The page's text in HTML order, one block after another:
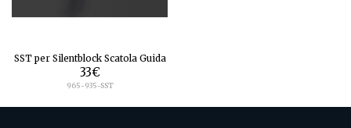
SST per Silentblock Scatola Guida
33€
965-935-SST